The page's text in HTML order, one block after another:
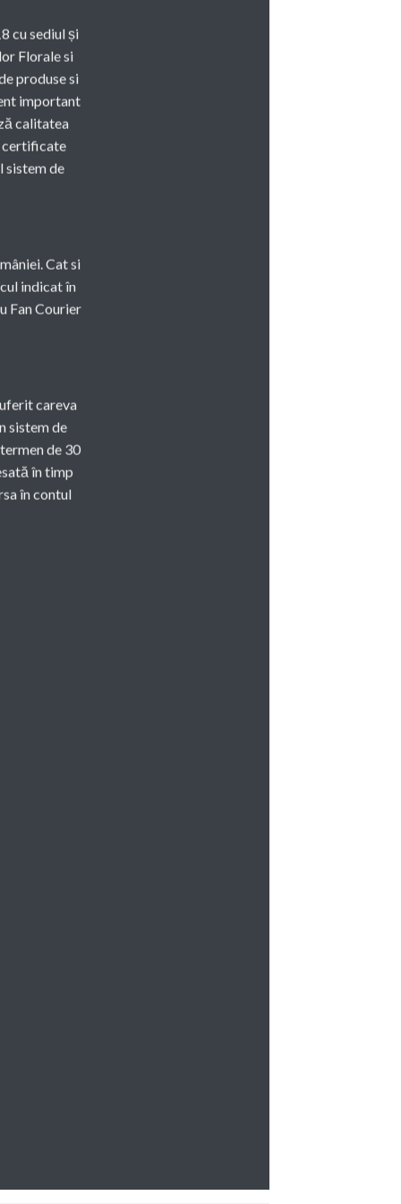
cu sediul și
Florale si
produse si
important
calitatea
certificate
sistem de
Cat si
indicat în
Fan Courier
careva
sistem de
de 30
în timp
în contul